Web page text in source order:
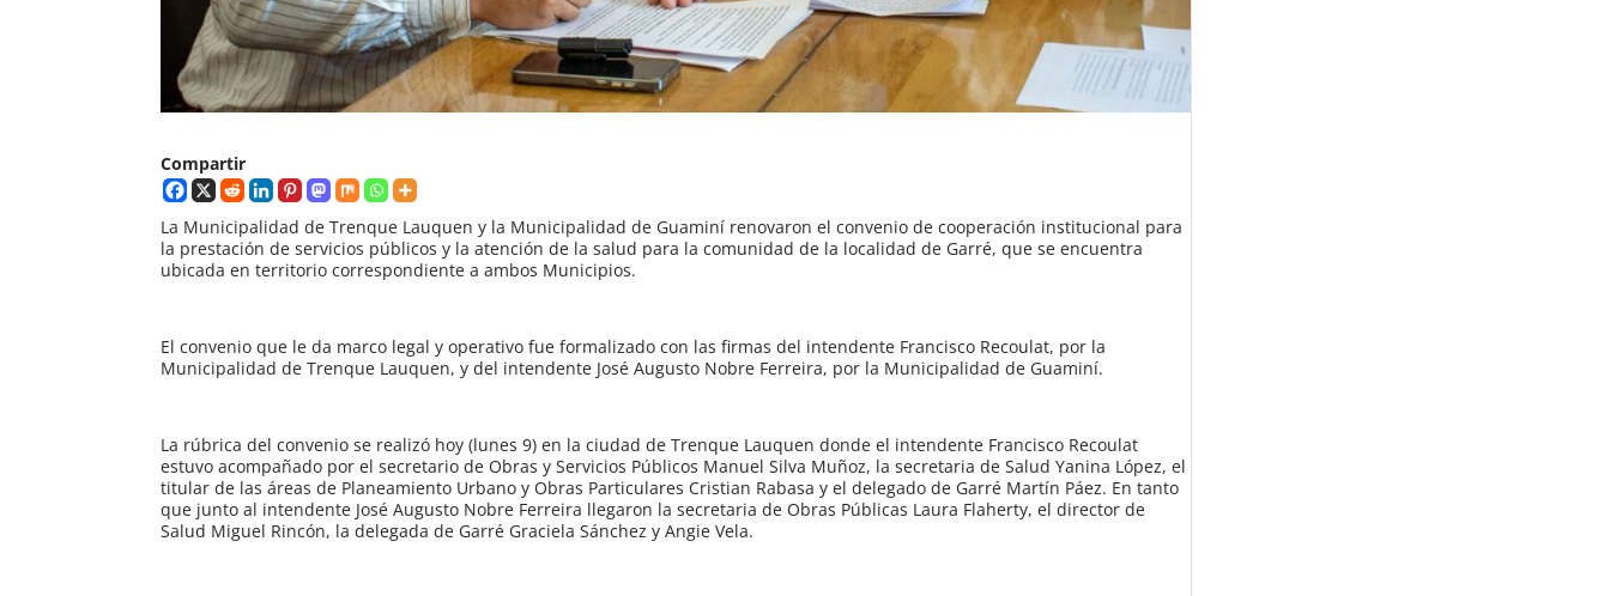
Compartir
La Municipalidad de Trenque Lauquen y la Municipalidad de Guaminí renovaron el convenio de cooperación institucional para
la prestación de servicios públicos y la atención de la salud para la comunidad de la localidad de Garré, que se encuentra
ubicada en territorio correspondiente a ambos Municipios.
El convenio que le da marco legal y operativo fue formalizado con las firmas del intendente Francisco Recoulat, por la
Municipalidad de Trenque Lauquen, y del intendente José Augusto Nobre Ferreira, por la Municipalidad de Guaminí.
La rúbrica del convenio se realizó hoy (lunes 9) en la ciudad de Trenque Lauquen donde el intendente Francisco Recoulat
estuvo acompañado por el secretario de Obras y Servicios Públicos Manuel Silva Muñoz, la secretaria de Salud Yanina López, el
titular de las áreas de Planeamiento Urbano y Obras Particulares Cristian Rabasa y el delegado de Garré Martín Páez. En tanto
que junto al intendente José Augusto Nobre Ferreira llegaron la secretaria de Obras Públicas Laura Flaherty, el director de
Salud Miguel Rincón, la delegada de Garré Graciela Sánchez y Angie Vela.